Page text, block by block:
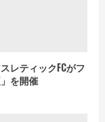
レティックFCがフ
を開催